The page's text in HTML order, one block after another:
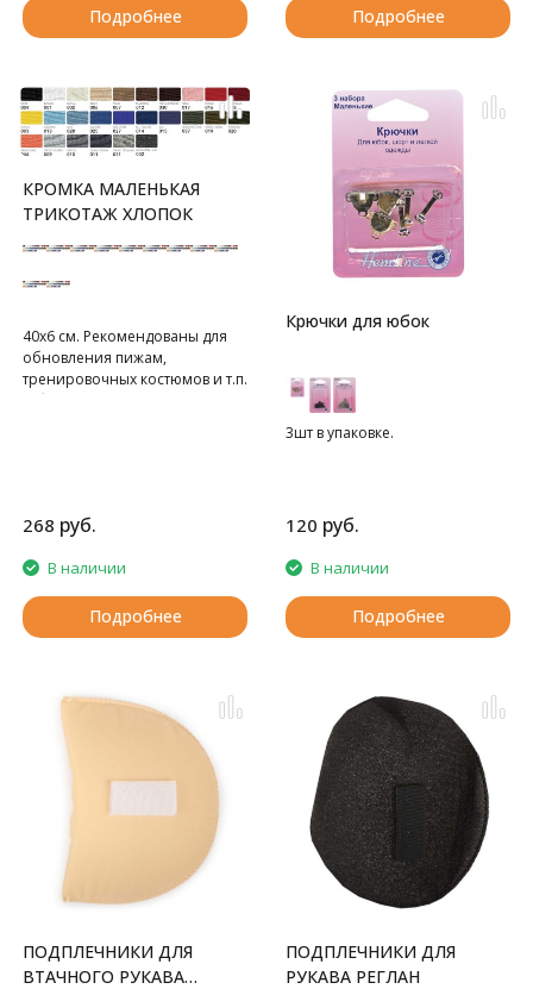
Подробнее Подробнее
КРОМКА МАЛЕНЬКАЯ
ТРИКОТАЖ ХЛОПОК
40х6 см. Рекомендованы для
обновления пижам,
тренировочных костюмов и т.п.
В блистере 1 шт.
268 руб.
В наличии
Подробнее
Крючки для юбок
3шт в упаковке.
120 руб.
В наличии
Подробнее
ПОДПЛЕЧНИКИ ДЛЯ
ВТАЧНОГО РУКАВА
ПОДПЛЕЧНИКИ ДЛЯ
РУКАВА РЕГЛАН